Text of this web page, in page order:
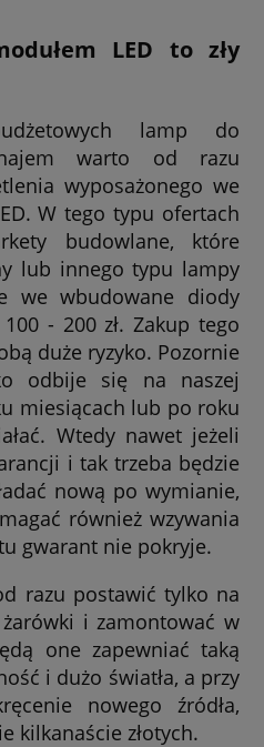
LED to zły
lamp do
warto od razu
wyposażonego we
W tego typu ofertach
budowlane, które
lub innego typu lampy
we wbudowane diody
- 200 zł. Zakup tego
duże ryzyko. Pozornie
odbije się na naszej
miesiącach lub po roku
Wtedy nawet jeżeli
i tak trzeba będzie
nową po wymianie,
również wzywania
gwarant nie pokryje.
razu postawić tylko na
i zamontować w
one zapewniać taką
i dużo światła, a przy
nowego źródła,
kilkanaście złotych.